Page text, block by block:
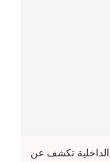
عبور.. الداخلية تكشف عن